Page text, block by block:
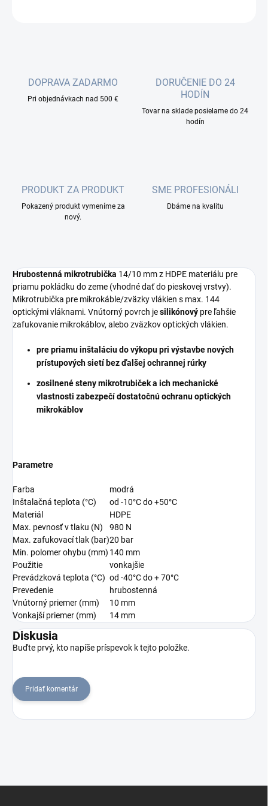
DOPRAVA ZADARMO
Pri objednávkach nad 500 €
DORUČENIE DO 24
HODÍN
Tovar na sklade posielame do 24
hodín
PRODUKT ZA PRODUKT
Pokazený produkt vymeníme za
nový.
SME PROFESIONÁLI
Dbáme na kvalitu
Hrubostenná mikrotrubička 14/10 mm z HDPE materiálu pre
priamu pokládku do zeme (vhodné dať do pieskovej vrstvy).
Mikrotrubička pre mikrokáble/zväzky vlákien s max. 144
optickými vláknami. Vnútorný povrch jesilikónový pre ľahšie
zafukovanie mikrokáblov, alebo zväzkov optických vlákien.
pre priamu inštaláciu do výkopu pri výstavbe nových
prístupových sietí bez ďalšej ochrannej rúrky
zosilnené steny mikrotrubiček a ich mechanické
vlastnosti zabezpečí dostatočnú ochranu optických
mikrokáblov
Parametre
Farba
modrá
Inštalačná teplota (°C)
od -10°C do +50°C
Materiál
HDPE
Max. pevnosť v tlaku (N)
980 N
Max. zafukovací tlak (bar)20 bar
Min. polomer ohybu (mm) 140 mm
Použitie
vonkajšie
Prevádzková teplota (°C) od -40°C do + 70°C
Prevedenie
hrubostenná
Vnútorný priemer (mm)
10 mm
Vonkajší priemer (mm)
14 mm
Diskusia
Buďte prvý, kto napíše príspevok k tejto položke.
Pridať komentár